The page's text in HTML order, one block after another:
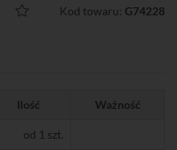
Kod towaru: G74228
Ilość Ważność
od 1 szt.